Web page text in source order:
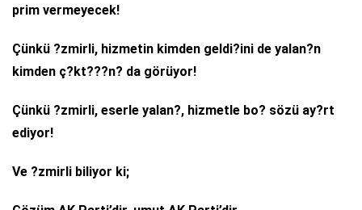
prim vermeyecek!
Çünkü ?zmirli, hizmetin kimden geldi?ini de yalan?n
kimden ç?kt???n? da görüyor!
Çünkü ?zmirli, eserle yalan?, hizmetle bo? sözü ay?rt
ediyor!
Ve ?zmirli biliyor ki;